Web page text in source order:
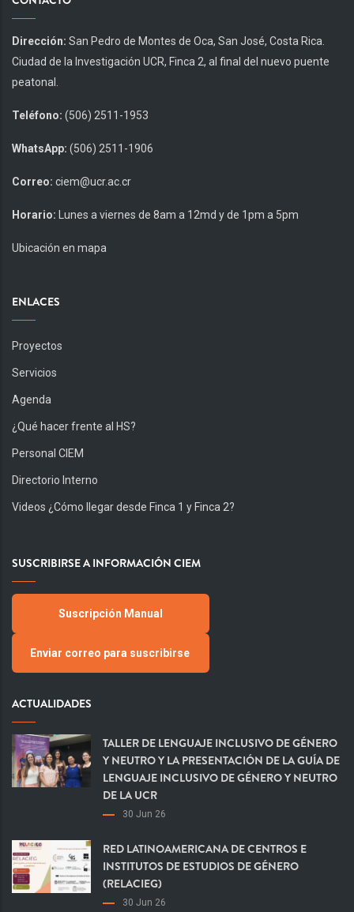
Dirección: San Pedro de Montes de Oca, San José, Costa Rica.
Ciudad de la Investigación UCR, Finca 2, al final del nuevo puente
peatonal.
Teléfono: (506) 2511-1953
WhatsApp: (506) 2511-1906
Correo: ciem@ucr.ac.cr
Horario: Lunes a viernes de 8am a 12md y de 1pm a 5pm
Ubicación en mapa
ENLACES
Proyectos
Servicios
Agenda
¿Qué hacer frente al HS?
Personal CIEM
Directorio Interno
Videos ¿Cómo llegar desde Finca 1 y Finca 2?
SUSCRIBIRSE A INFORMACIÓN CIEM
Suscripción Manual
Enviar correo para suscribirse
ACTUALIDADES
TALLER DE LENGUAJE INCLUSIVO DE GÉNERO
Y NEUTRO Y LA PRESENTACIÓN DE LA GUÍA DE
LENGUAJE INCLUSIVO DE GÉNERO Y NEUTRO
DE LA UCR
30 Jun 26
RED LATINOAMERICANA DE CENTROS E
INSTITUTOS DE ESTUDIOS DE GÉNERO
(RELACIEG)
30 Jun 26